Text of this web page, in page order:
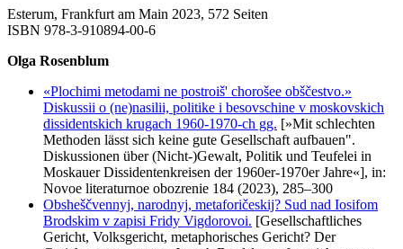
Esterum, Frankfurt am Main 2023, 572 Seiten
ISBN 978-3-910894-00-6
Olga Rosenblum
«Plochimi metodami ne postroiš' сhorošee obščestvo.»
Diskussii o (ne)nasilii, politike i besovschine v moskovskiсh
dissidentskiсh krugaсh 1960-1970-сh gg. [»Mit schlechten
Methoden lässt sich keine gute Gesellschaft aufbauen".
Diskussionen über (Nicht-)Gewalt, Politik und Teufelei in
Moskauer Dissidentenkreisen der 1960er-1970er Jahre«], in:
Novoe literaturnoe obozrenie 184 (2023), 285–300
Obsheščvennyj, narodnyj, metaforičeskij? Sud nad Iosifom
Brodskim v zapisi Fridy Vigdorovoi. [Gesellschaftliches
Gericht, Volksgericht, metaphorisches Gericht? Der